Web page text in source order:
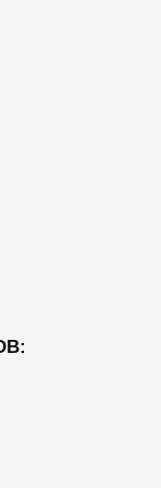
что
подвальных
навесных
цвет